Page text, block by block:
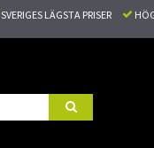
SVERIGES LÄGSTA PRISER